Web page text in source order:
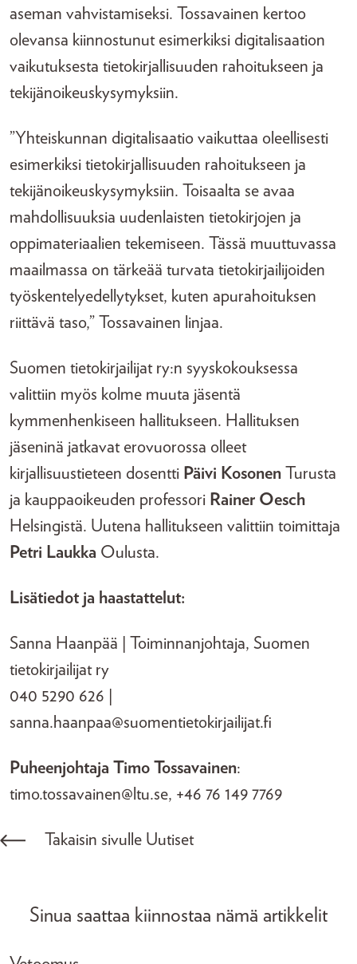
aseman vahvistamiseksi. Tossavainen kertoo
olevansa kiinnostunut esimerkiksi digitalisaation
vaikutuksesta tietokirjallisuuden rahoitukseen ja
tekijänoikeuskysymyksiin.
”Yhteiskunnan digitalisaatio vaikuttaa oleellisesti
esimerkiksi tietokirjallisuuden rahoitukseen ja
tekijänoikeuskysymyksiin. Toisaalta se avaa
mahdollisuuksia uudenlaisten tietokirjojen ja
oppimateriaalien tekemiseen. Tässä muuttuvassa
maailmassa on tärkeää turvata tietokirjailijoiden
työskentelyedellytykset, kuten apurahoituksen
riittävä taso,” Tossavainen linjaa.
Suomen tietokirjailijat ry:n syyskokouksessa
valittiin myös kolme muuta jäsentä
kymmenhenkiseen hallitukseen. Hallituksen
jäseninä jatkavat erovuorossa olleet
kirjallisuustieteen dosentti Päivi Kosonen Turusta
ja kauppaoikeuden professori Rainer Oesch
Helsingistä. Uutena hallitukseen valittiin toimittaja
Petri Laukka Oulusta.
Lisätiedot ja haastattelut:
Sanna Haanpää | Toiminnanjohtaja, Suomen
tietokirjailijat ry
040 5290 626 |
sanna.haanpaa@suomentietokirjailijat.fi
Puheenjohtaja Timo Tossavainen:
timo.tossavainen@ltu.se, +46 76 149 7769
Takaisin sivulle Uutiset
Sinua saattaa kiinnostaa nämä artikkelit